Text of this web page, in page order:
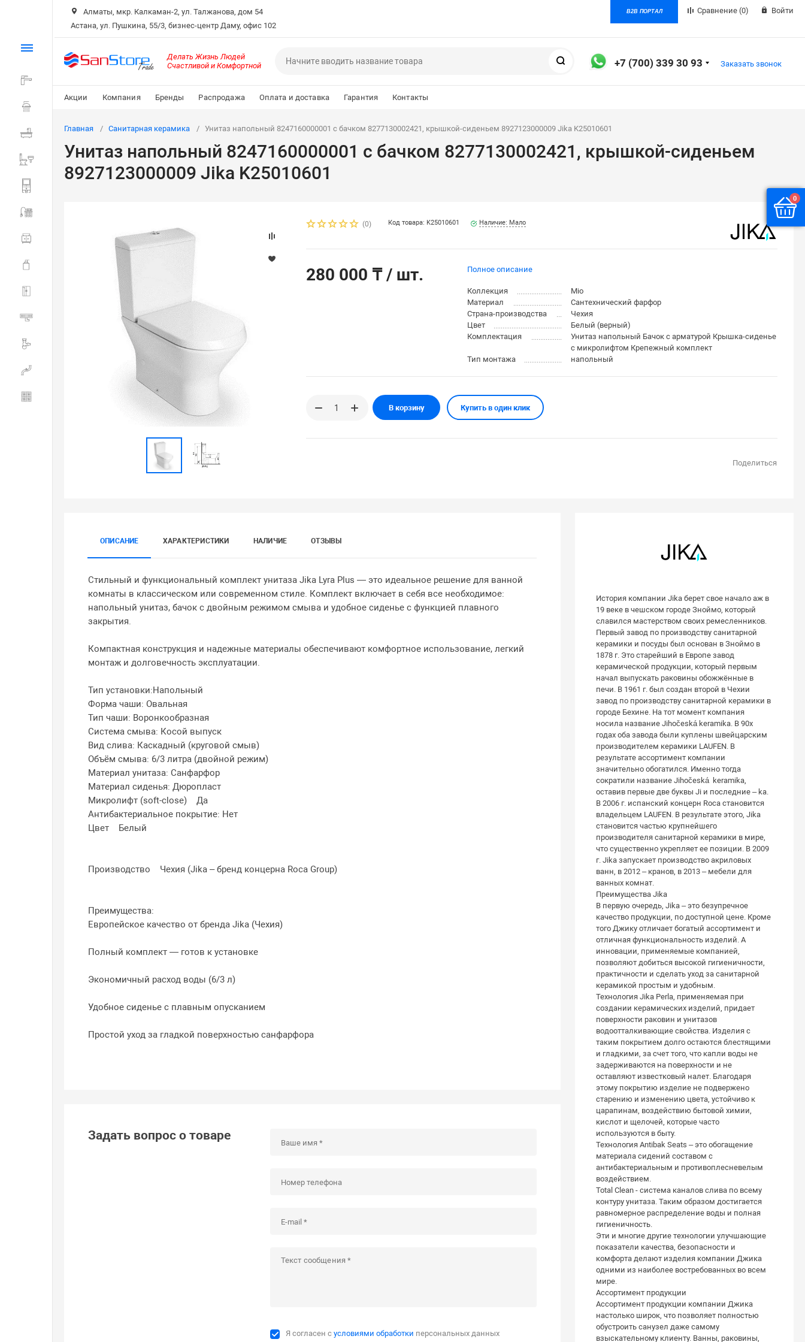
Алматы, мкр. Калкаман-2, ул. Талжанова, дом 54
Астана, ул. Пушкина, 55/3, бизнес-центр Даму, офис 102
B2B ПОРТАЛ Сравнение (0) Войти
Делать Жизнь Людей
Счастливой и Комфортной
+7 (700) 339 30 93 Заказать звонок
Акции Компания Бренды Распродажа Оплата и доставка Гарантия Контакты
Ванна
Санитарная керамика
Мебель для ванной
Аксессуары для ванной
Душевые ограждения
Трапы водоотводящие
Сливная и смывная арматура
Главная Санитарная керамика Унитаз напольный 8247160000001 с бачком 8277130002421, крышкой-сиденьем 8927123000009 Jika K25010601
Унитаз напольный 8247160000001 с бачком 8277130002421, крышкой-сиденьем
8927123000009 Jika K25010601
(0) Код товара: K25010601 Наличие: Мало
280 000 ₸/ шт. Полное описание
Коллекция
Mio
Материал
Сантехнический фарфор
Страна-производства
Чехия
Цвет
Белый (верный)
Комплектация
Унитаз напольный Бачок с арматурой Крышка-сиденье
с микролифтом Крепежный комплект
Тип монтажа
напольный
В корзину Купить в один клик
Поделиться
ОПИСАНИЕ ХАРАКТЕРИСТИКИ НАЛИЧИЕ ОТЗЫВЫ
Стильный и функциональный комплект унитаза Jika Lyra Plus — это идеальное решение для ванной
комнаты в классическом или современном стиле. Комплект включает в себя все необходимое:
напольный унитаз, бачок с двойным режимом смыва и удобное сиденье с функцией плавного
закрытия.
Компактная конструкция и надежные материалы обеспечивают комфортное использование, легкий
монтаж и долговечность эксплуатации.
Тип установки:Напольный
Форма чаши: Овальная
Тип чаши: Воронкообразная
Система смыва: Косой выпуск
Вид слива: Каскадный (круговой смыв)
Объём смыва: 6/3 литра (двойной режим)
Материал унитаза: Санфарфор
Материал сиденья: Дюропласт
Микролифт (soft-close) Да
Антибактериальное покрытие: Нет
Цвет Белый
Производство Чехия (Jika – бренд концерна Roca Group)
Преимущества:
Европейское качество от бренда Jika (Чехия)
Полный комплект — готов к установке
Экономичный расход воды (6/3 л)
Удобное сиденье с плавным опусканием
Простой уход за гладкой поверхностью санфарфора
Задать вопрос о товаре
Я согласен с условиями обработки персональных данных
История компании Jika берет свое начало аж в
19 веке в чешском городе Зноймо, который
славился мастерством своих ремесленников.
Первый завод по производству санитарной
керамики и посуды был основан в Зноймо в
1878 г. Это старейший в Европе завод
керамической продукции, который первым
начал выпускать раковины обожжённые в
печи. В 1961 г. был создан второй в Чехии
завод по производству санитарной керамики в
городе Бехине. На тот момент компания
носила название Jihočeská keramika. В 90х
годах оба завода были куплены швейцарским
производителем керамики LAUFEN. В
результате ассортимент компании
значительно обогатился. Именно тогда
сократили название Jihočeská keramika,
оставив первые две буквы Ji и последние – ka.
В 2006 г. испанский концерн Roca становится
владельцем LAUFEN. В результате этого, Jika
становится частью крупнейшего
производителя санитарной керамики в мире,
что существенно укрепляет ее позиции. В 2009
г. Jika запускает производство акриловых
ванн, в 2012 – кранов, в 2013 – мебели для
ванных комнат.
Преимущества Jika
В первую очередь, Jika – это безупречное
качество продукции, по доступной цене. Кроме
того Джику отличает богатый ассортимент и
отличная функциональность изделий. А
инновации, применяемые компанией,
позволяют добиться высокой гигиеничности,
практичности и сделать уход за санитарной
керамикой простым и удобным.
Технология Jika Perla, применяемая при
создании керамических изделий, придает
поверхности раковин и унитазов
водоотталкивающие свойства. Изделия с
таким покрытием долго остаются блестящими
и гладкими, за счет того, что капли воды не
задерживаются на поверхности и не
оставляют известковый налет. Благодаря
этому покрытию изделие не подвержено
старению и изменению цвета, устойчиво к
царапинам, воздействию бытовой химии,
кислот и щелочей, которые часто
используются в быту.
Технология Antibak Seats – это обогащение
материала сидений составом с
антибактериальным и противоплесневелым
воздействием.
Total Clean - система каналов слива по всему
контуру унитаза. Таким образом достигается
равномерное распределение воды и полная
гигиеничность.
Эти и многие другие технологии улучшающие
показатели качества, безопасности и
комфорта делают изделия компании Джика
одними из наиболее востребованных во всем
мире.
Ассортимент продукции
Ассортимент продукции компании Джика
настолько широк, что позволяет полностью
обустроить санузел даже самому
взыскательному клиенту. Ванны, раковины,
0